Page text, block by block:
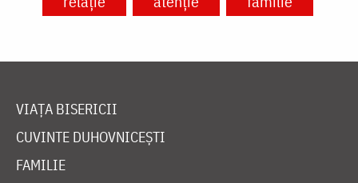
VIAȚA BISERICII
CUVINTE DUHOVNICEȘTI
FAMILIE